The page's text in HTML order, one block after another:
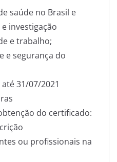
saúde no Brasil e
investigação
e trabalho;
e segurança do
31/07/2021
do certificado:
ou profissionais na